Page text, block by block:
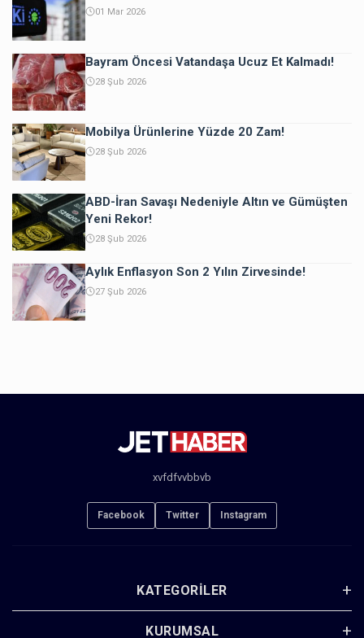
01 Mar 2026
Bayram Öncesi Vatandaşa Ucuz Et Kalmadı!
28 Şub 2026
Mobilya Ürünlerine Yüzde 20 Zam!
28 Şub 2026
ABD-İran Savaşı Nedeniyle Altın ve Gümüşten
Yeni Rekor!
28 Şub 2026
Aylık Enflasyon Son 2 Yılın Zirvesinde!
27 Şub 2026
xvfdfvvbbvb
Facebook Twitter Instagram
KATEGORILER
KURUMSAL